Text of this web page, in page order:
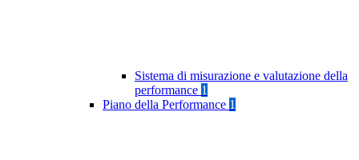
Sistema di misurazione e valutazione della
performance 1
Piano della Performance 1